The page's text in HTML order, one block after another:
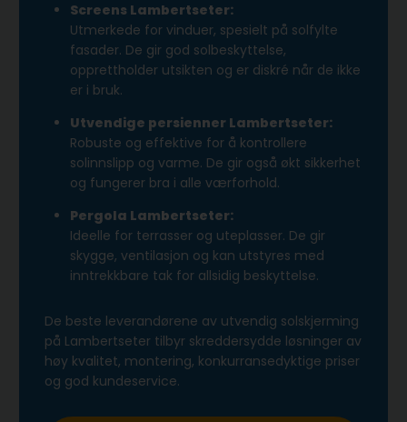
Screens Lambertseter:
Utmerkede for vinduer, spesielt på solfylte
fasader. De gir god solbeskyttelse,
opprettholder utsikten og er diskré når de ikke
er i bruk.
Utvendige persienner Lambertseter:
Robuste og effektive for å kontrollere
solinnslipp og varme. De gir også økt sikkerhet
og fungerer bra i alle værforhold.
Pergola Lambertseter:
Ideelle for terrasser og uteplasser. De gir
skygge, ventilasjon og kan utstyres med
inntrekkbare tak for allsidig beskyttelse.
De beste leverandørene av utvendig solskjerming
på Lambertseter tilbyr skreddersydde løsninger av
høy kvalitet, montering, konkurransedyktige priser
og god kundeservice.